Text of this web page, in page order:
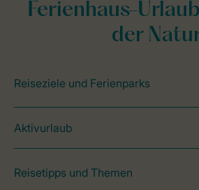
Ferienhaus-
der
Reiseziele und Ferienparks
Aktivurlaub
Reisetipps und Themen